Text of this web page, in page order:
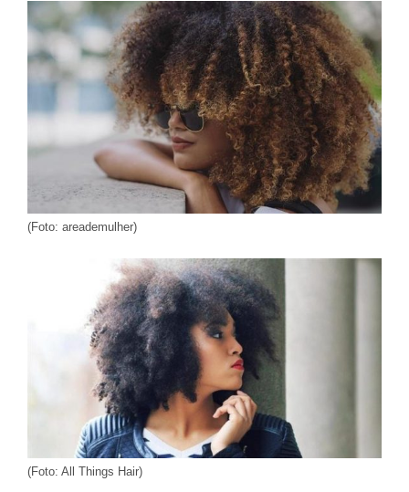
(Foto: areademulher)
(Foto: All Things Hair)